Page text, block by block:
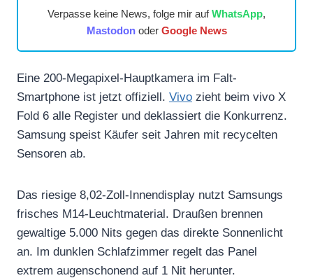
Verpasse keine News, folge mir aufWhatsApp,
Mastodonoder Google News
Eine 200-Megapixel-Hauptkamera im Falt-
Smartphone ist jetzt offiziell. Vivo zieht beim vivo X
Fold 6 alle Register und deklassiert die Konkurrenz.
Samsung speist Käufer seit Jahren mit recycelten
Sensoren ab.
Das riesige 8,02-Zoll-Innendisplay nutzt Samsungs
frisches M14-Leuchtmaterial. Draußen brennen
gewaltige 5.000 Nits gegen das direkte Sonnenlicht
an. Im dunklen Schlafzimmer regelt das Panel
extrem augenschonend auf 1 Nit herunter.